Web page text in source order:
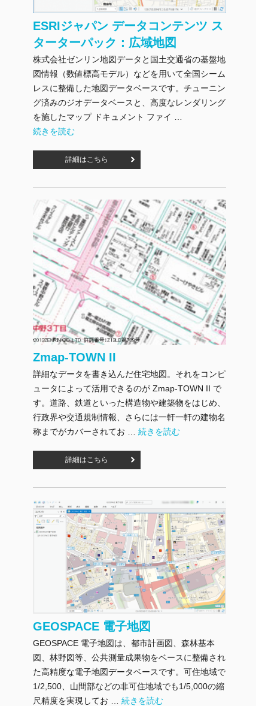
ESRIジャパン データコンテンツ ス
ターターパック：広域地図
株式会社ゼンリン地図データと国土交通省の基盤地
図情報（数値標高モデル）などを用いて全国シーム
レスに整備した地図データベースです。チューニン
グ済みのジオデータベースと、高度なレンダリング
を施したマップ ドキュメント ファイ …
"ESRIジャパン データコンテンツ スターターパック：広域地
続きを読む
詳細はこちら
Zmap-TOWN II
詳細なデータを書き込んだ住宅地図。それをコンピ
ュータによって活用できるのが Zmap-TOWN II で
す。道路、鉄道といった構造物や建築物をはじめ、
行政界や交通規制情報、さらには一軒一軒の建物名
称までがカバーされてお … "Zmap-TOWN II" の
続きを読む
詳細はこちら
GEOSPACE 電子地図
GEOSPACE 電子地図は、都市計画図、森林基本
図、林野図等、公共測量成果物をベースに整備され
た高精度な電子地図データベースです。可住地域で
1/2,500、山間部などの非可住地域でも1/5,000の縮
尺精度を実現してお … "GEOSPACE 電子地図" の
続きを読む